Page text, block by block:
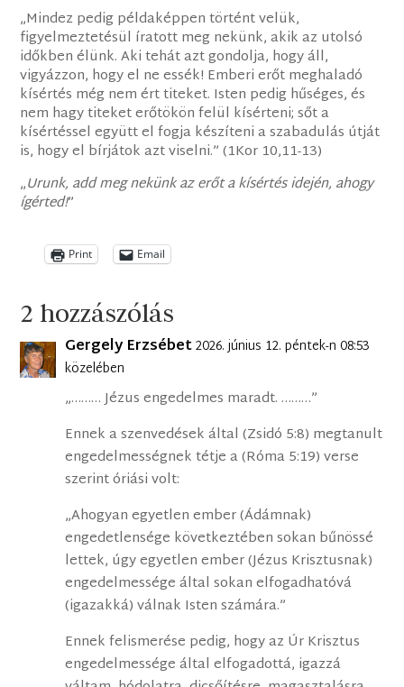
„Mindez pedig példaképpen történt velük,
figyelmeztetésül íratott meg nekünk, akik az utolsó
időkben élünk. Aki tehát azt gondolja, hogy áll,
vigyázzon, hogy el ne essék! Emberi erőt meghaladó
kísértés még nem ért titeket. Isten pedig hűséges, és
nem hagy titeket erőtökön felül kísérteni; sőt a
kísértéssel együtt el fogja készíteni a szabadulás útját
is, hogy el bírjátok azt viselni.” (1Kor 10,11-13)
„Urunk, add meg nekünk az erőt a kísértés idején, ahogy
ígérted!”
Print Email
2 hozzászólás
Gergely Erzsébet2026. június 12. péntek-n 08:53
közelében
„……… Jézus engedelmes maradt. ………”
Ennek a szenvedések által (Zsidó 5:8) megtanult
engedelmességnek tétje a (Róma 5:19) verse
szerint óriási volt:
„Ahogyan egyetlen ember (Ádámnak)
engedetlensége következtében sokan bűnössé
lettek, úgy egyetlen ember (Jézus Krisztusnak)
engedelmessége által sokan elfogadhatóvá
(igazakká) válnak Isten számára.”
Ennek felismerése pedig, hogy az Úr Krisztus
engedelmessége által elfogadottá, igazzá